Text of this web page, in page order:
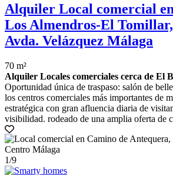
Alquiler Local comercial
Los Almendros-El
Avda. Velázquez Málaga
70 m²
Alquiler Locales comerciales cerca de El
Oportunidad única de traspaso: salón de
los centros comerciales más importantes de
estratégica con gran afluencia diaria de
visibilidad. rodeado de una amplia oferta de
1/9